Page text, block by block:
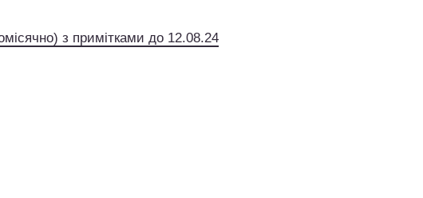
з примітками до 12.08.24